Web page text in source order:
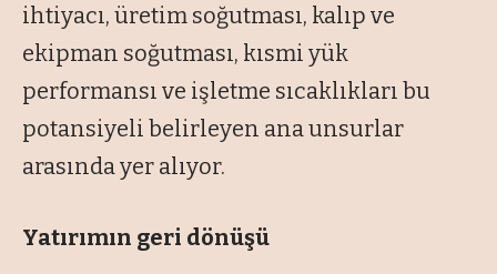
ihtiyacı, üretim soğutması, kalıp ve
ekipman soğutması, kısmi yük
performansı ve işletme sıcaklıkları bu
potansiyeli belirleyen ana unsurlar
arasında yer alıyor.
Yatırımın geri dönüşü